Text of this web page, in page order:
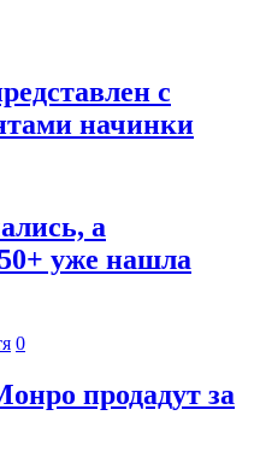
с
начинки
а
уже нашла
0
продадут за